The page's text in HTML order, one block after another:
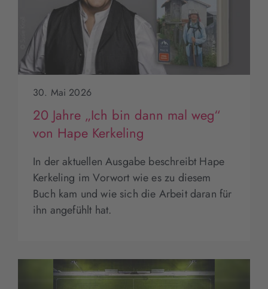
30. Mai 2026
20 Jahre „Ich bin dann mal weg“
von Hape Kerkeling
In der aktuellen Ausgabe beschreibt Hape
Kerkeling im Vorwort wie es zu diesem
Buch kam und wie sich die Arbeit daran für
ihn angefühlt hat.